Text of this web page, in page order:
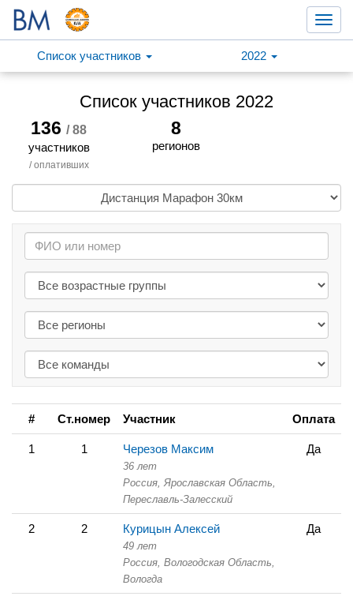
Список участников
2022
Список участников 2022
136/ 88
участников
/ оплативших
8
регионов
# Ст.номер Участник Оплата
1 1 Черезов Максим
36 лет
Россия, Ярославская Область,
Переславль-Залесский
Да
2 2 Курицын Алексей
49 лет
Россия, Вологодская Область,
Вологда
Да